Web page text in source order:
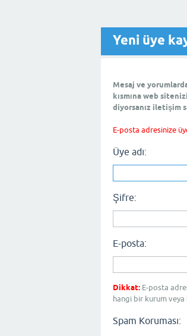
Yeni üye
Mesaj ve
kısmına web
diyorsanız iletişim
E-posta adresinize
Üye adı:
Şifre:
E-posta:
Dikkat: E-posta
hangi bir kurum
Spam Koruması: